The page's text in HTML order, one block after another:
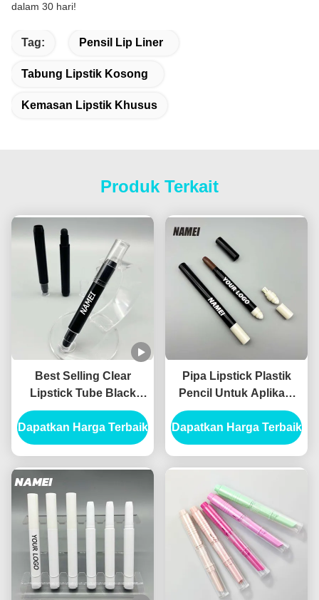
dalam 30 hari!
Tag: Pensil Lip Liner
Tabung Lipstik Kosong
Kemasan Lipstik Khusus
Produk Terkait
Best Selling Clear
Lipstick Tube Black
Colorful Lipstick
Packaging Container
dengan Sikat
Dapatkan Harga Terbaik
Pipa Lipstick Plastik
Pencil Untuk Aplikasi
yang Lama
Dapatkan Harga Terbaik